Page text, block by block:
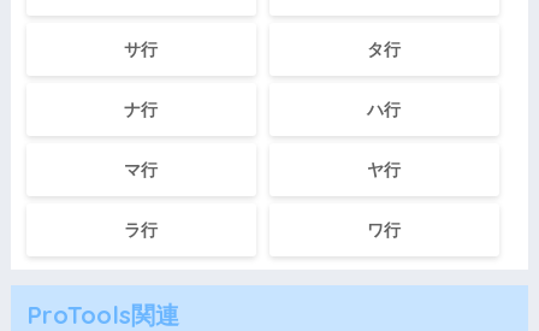
サ行 タ行
ナ行 ハ行
マ行 ヤ行
ラ行 ワ行
ProTools関連